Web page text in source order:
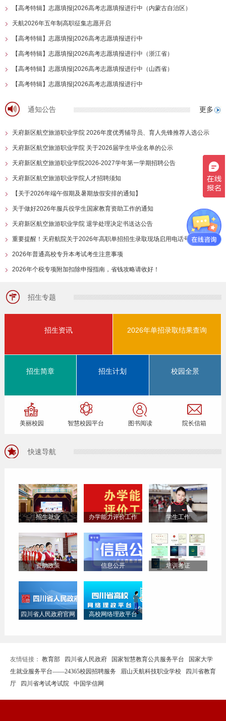
【高考特辑】志愿填报|2026高考志愿填报进行中（内蒙古自治区）
天航2026年五年制高职征集志愿开启
【高考特辑】志愿填报|2026高考志愿填报进行中
【高考特辑】志愿填报|2026高考志愿填报进行中（浙江省）
【高考特辑】志愿填报|2026高考志愿填报进行中（山西省）
【高考特辑】志愿填报|2026高考志愿填报进行中
通知公告 更多
天府新区航空旅游职业学院 2026年度优秀辅导员、育人先锋推荐人选公示
天府新区航空旅游职业学院 关于2026届学生毕业名单的公示
天府新区航空旅游职业学院2026-2027学年第一学期招聘公告
天府新区航空旅游职业学院人才招聘须知
【关于2026年端午假期及暑期放假安排的通知】
关于做好2026年服兵役学生国家教育资助工作的通知
天府新区航空旅游职业学院 退学处理决定书送达公告
重要提醒！天府航院关于2026年高职单招招生录取现场启用电话号码的通知
2026年普通高校专升本考试考生注意事项
2026年个税专项附加扣除申报指南，省钱攻略请收好！
招生专题
招生资讯 2026年单招录取结果查询
招生简章 招生计划 校园全景
美丽校园 智慧校园平台 图书阅读 院长信箱
快速导航
招生就业 办学能力评价工作 学生工作
资助政策 信息公开 培训考证
四川省人民政府官网 高校网络理政平台
友情链接： 教育部 四川省人民政府 国家智慧教育公共服务平台
国家大学
生就业服务平台——24365校园招聘服务
眉山天航科技职业学校
四川省教育
厅
四川省考试考试院 中国学信网